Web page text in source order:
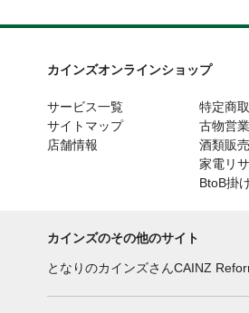
カインズオンラインショップ
サービス一覧
サイトマップ
店舗情報
特定商
古物営
酒類販
家電リ
BtoB掛
カインズのその他のサイト
となりのカインズさんCAINZ